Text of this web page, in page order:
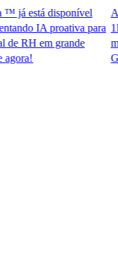
está disponível
IA proativa para
em grande
1B.
GP